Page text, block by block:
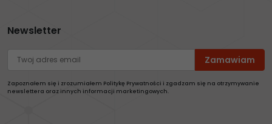
Newsletter
Zapoznałem się i zrozumiałem Politykę Prywatności i zgadzam się na otrzymywanie
newslettera oraz innych informacji marketingowych.